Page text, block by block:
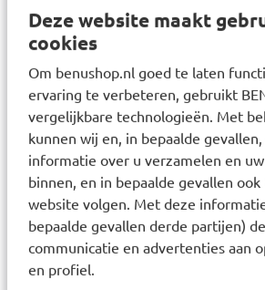
Deze website maakt
cookies
Om benushop.nl goed te laten
ervaring te verbeteren, gebruikt
vergelijkbare technologieën. Met
kunnen wij en, in bepaalde
informatie over u verzamelen en
binnen, en in bepaalde gevallen
website volgen. Met deze
bepaalde gevallen derde partijen)
communicatie en advertenties aan
en profiel.
Breng meerdere keren per dag
een zalfstreng van ca. 1 cm aan.
een beetje zalf uit de tube en
een lichte massage van de
gelijkmatig op het neusslijmvlies.
neuszalf kan ook met behulp van
wattenstaafje op de binnenkant
worden gestreken. De zalf kan
per dag worden aangebracht, in
het slapengaan. Lees voor gebruik